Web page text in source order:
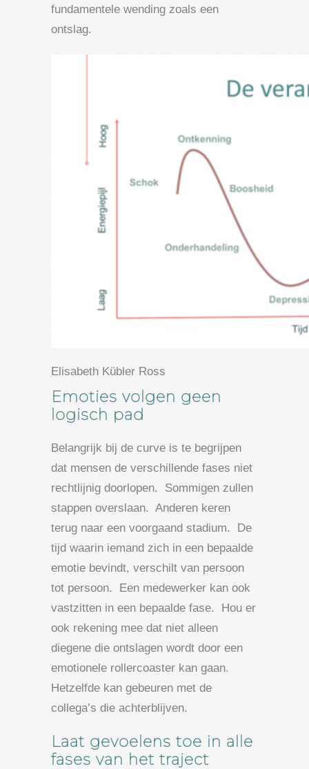
fundamentele wending zoals een
ontslag.
Elisabeth Kübler Ross
Emoties volgen geen
logisch pad
Belangrijk bij de curve is te begrijpen
dat mensen de verschillende fases niet
rechtlijnig doorlopen. Sommigen zullen
stappen overslaan. Anderen keren
terug naar een voorgaand stadium. De
tijd waarin iemand zich in een bepaalde
emotie bevindt, verschilt van persoon
tot persoon. Een medewerker kan ook
vastzitten in een bepaalde fase. Hou er
ook rekening mee dat niet alleen
diegene die ontslagen wordt door een
emotionele rollercoaster kan gaan.
Hetzelfde kan gebeuren met de
collega’s die achterblijven.
Laat gevoelens toe in alle
fases van het traject